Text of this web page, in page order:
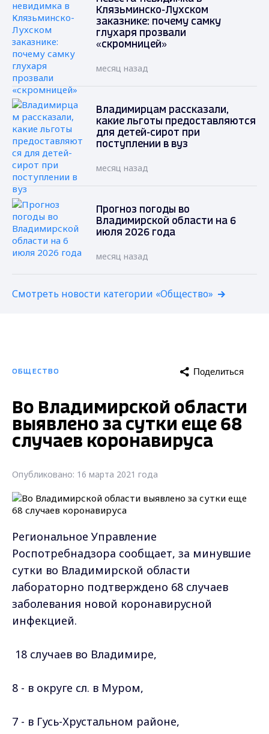
Клязьминско-Лухском
заказнике: почему самку
глухаря прозвали
«скромницей»
месяц назад
Владимирцам рассказали,
какие льготы предоставляются
для детей-сирот при
поступлении в вуз
месяц назад
Прогноз погоды во
Владимирской области на 6
июля 2026 года
месяц назад
Смотреть новости категории «Общество»
ОБЩЕСТВО Поделиться
Во Владимирской области
выявлено за сутки еще 68
случаев коронавируса
Опубликовано: 16 марта 2021 года
Региональное Управление
Роспотребнадзора сообщает, за минувшие
сутки во Владимирской области
лабораторно подтверждено 68 случаев
заболевания новой коронавирусной
инфекцией.
18 случаев во Владимире,
8 - в округе сл. в Муром,
7 - в Гусь-Хрустальном районе,